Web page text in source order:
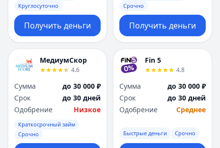
Круглосуточно
Получить деньги
Срочно
Получить деньги
МедиумСкор
4.6
Сумма
до 30 000 ₽
Срок
до 30 дней
Одобрение
Низкое
Краткосрочный займ
Срочно
Fin 5
4.8
Сумма
до 30 000 ₽
Срок
до 30 дней
Одобрение
Среднее
Быстрые деньги Срочно